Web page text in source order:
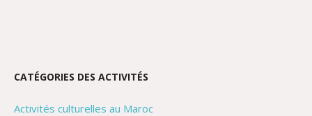
CATÉGORIES DES ACTIVITÉS
Activités culturelles au Maroc